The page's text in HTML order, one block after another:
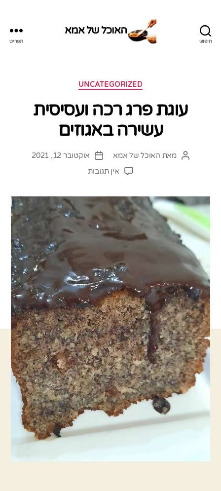
חיפוש
האוכל של אמא
תפריט
קטגוריות
UNCATEGORIZED
עוגת פרג רכה ועסיסית
עשירה באגוזים
המחבר
מאת האוכל של אמא
תאריךאוקטובר 12, 2021
אין תגובותעל
רכה
ועסיסית
עשירה
באגוזים